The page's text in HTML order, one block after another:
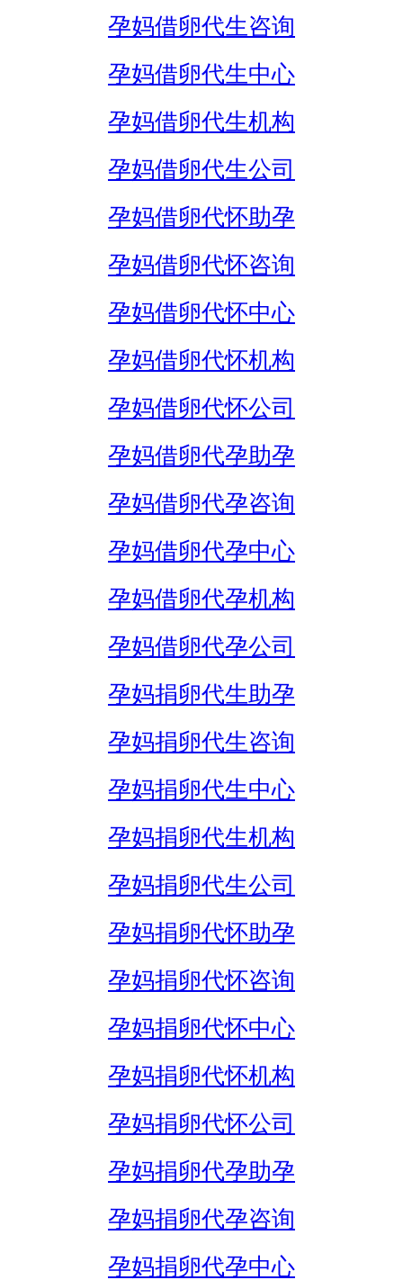
孕妈借卵代生咨询
孕妈借卵代生中心
孕妈借卵代生机构
孕妈借卵代生公司
孕妈借卵代怀助孕
孕妈借卵代怀咨询
孕妈借卵代怀中心
孕妈借卵代怀机构
孕妈借卵代怀公司
孕妈借卵代孕助孕
孕妈借卵代孕咨询
孕妈借卵代孕中心
孕妈借卵代孕机构
孕妈借卵代孕公司
孕妈捐卵代生助孕
孕妈捐卵代生咨询
孕妈捐卵代生中心
孕妈捐卵代生机构
孕妈捐卵代生公司
孕妈捐卵代怀助孕
孕妈捐卵代怀咨询
孕妈捐卵代怀中心
孕妈捐卵代怀机构
孕妈捐卵代怀公司
孕妈捐卵代孕助孕
孕妈捐卵代孕咨询
孕妈捐卵代孕中心